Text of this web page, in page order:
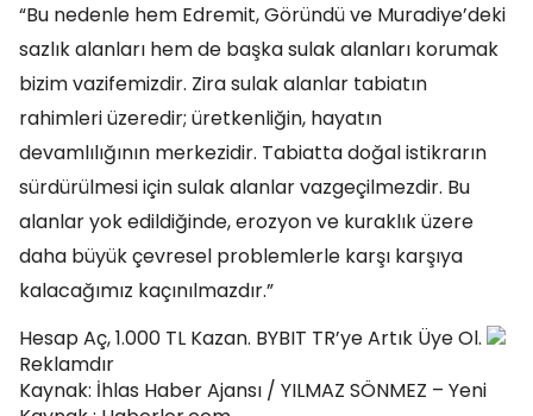
“Bu nedenle hem Edremit, Göründü ve Muradiye’deki
sazlık alanları hem de başka sulak alanları korumak
bizim vazifemizdir. Zira sulak alanlar tabiatın
rahimleri üzeredir; üretkenliğin, hayatın
devamlılığının merkezidir. Tabiatta doğal istikrarın
sürdürülmesi için sulak alanlar vazgeçilmezdir. Bu
alanlar yok edildiğinde, erozyon ve kuraklık üzere
daha büyük çevresel problemlerle karşı karşıya
kalacağımız kaçınılmazdır.”
Hesap Aç, 1.000 TL Kazan. BYBIT TR’ye Artık Üye Ol.
Reklamdır
Kaynak: İhlas Haber Ajansı / YILMAZ SÖNMEZ – Yeni